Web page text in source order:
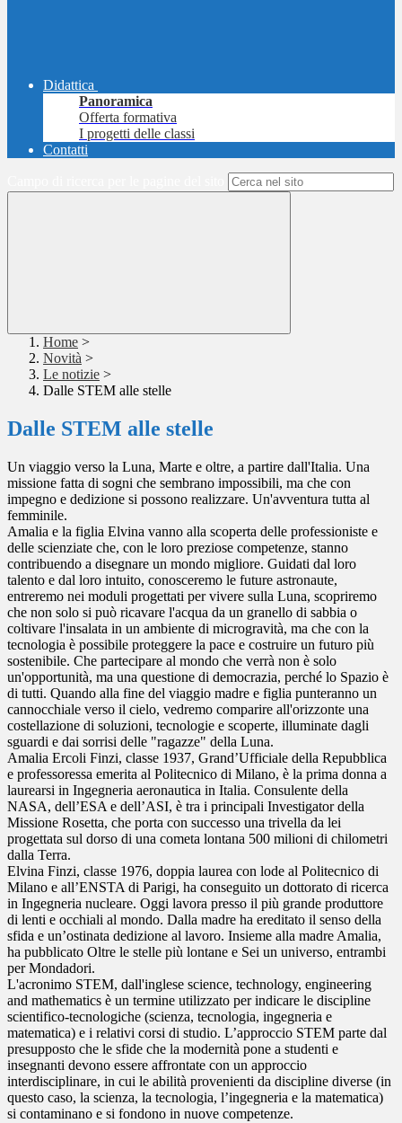
Didattica
Panoramica
Offerta formativa
I progetti delle classi
Contatti
Home >
Novità >
Le notizie >
Dalle STEM alle stelle
Dalle STEM alle stelle
Un viaggio verso la Luna, Marte e oltre, a partire dall'Italia. Una
missione fatta di sogni che sembrano impossibili, ma che con
impegno e dedizione si possono realizzare. Un'avventura tutta al
femminile.
Amalia e la figlia Elvina vanno alla scoperta delle professioniste e
delle scienziate che, con le loro preziose competenze, stanno
contribuendo a disegnare un mondo migliore. Guidati dal loro
talento e dal loro intuito, conosceremo le future astronaute,
entreremo nei moduli progettati per vivere sulla Luna, scopriremo
che non solo si può ricavare l'acqua da un granello di sabbia o
coltivare l'insalata in un ambiente di microgravità, ma che con la
tecnologia è possibile proteggere la pace e costruire un futuro più
sostenibile. Che partecipare al mondo che verrà non è solo
un'opportunità, ma una questione di democrazia, perché lo Spazio è
di tutti. Quando alla fine del viaggio madre e figlia punteranno un
cannocchiale verso il cielo, vedremo comparire all'orizzonte una
costellazione di soluzioni, tecnologie e scoperte, illuminate dagli
sguardi e dai sorrisi delle "ragazze" della Luna.
Amalia Ercoli Finzi, classe 1937, Grand’Ufficiale della Repubblica
e professoressa emerita al Politecnico di Milano, è la prima donna a
laurearsi in Ingegneria aeronautica in Italia. Consulente della
NASA, dell’ESA e dell’ASI, è tra i principali Investigator della
Missione Rosetta, che porta con successo una trivella da lei
progettata sul dorso di una cometa lontana 500 milioni di chilometri
dalla Terra.
Elvina Finzi, classe 1976, doppia laurea con lode al Politecnico di
Milano e all’ENSTA di Parigi, ha conseguito un dottorato di ricerca
in Ingegneria nucleare. Oggi lavora presso il più grande produttore
di lenti e occhiali al mondo. Dalla madre ha ereditato il senso della
sfida e un’ostinata dedizione al lavoro. Insieme alla madre Amalia,
ha pubblicato Oltre le stelle più lontane e Sei un universo, entrambi
per Mondadori.
L'acronimo STEM, dall'inglese science, technology, engineering
and mathematics è un termine utilizzato per indicare le discipline
scientifico-tecnologiche (scienza, tecnologia, ingegneria e
matematica) e i relativi corsi di studio. L’approccio STEM parte dal
presupposto che le sfide che la modernità pone a studenti e
insegnanti devono essere affrontate con un approccio
interdisciplinare, in cui le abilità provenienti da discipline diverse (in
questo caso, la scienza, la tecnologia, l’ingegneria e la matematica)
si contaminano e si fondono in nuove competenze.